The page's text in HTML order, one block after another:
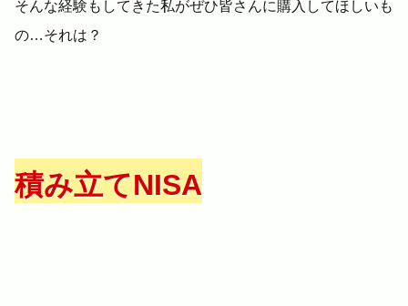
そんな経験もしてきた私がぜひ皆さんに購入してほしいも
の…それは？
積み立てNISA